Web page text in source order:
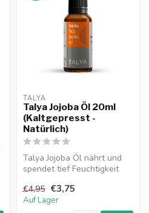
TALYA
Talya Jojoba Öl 20ml
(Kaltgepresst -
Natürlich)
Talya Jojoba Öl nährt und
spendet tief Feuchtigkeit
hilft,...
€4,95 €3,75
Auf Lager